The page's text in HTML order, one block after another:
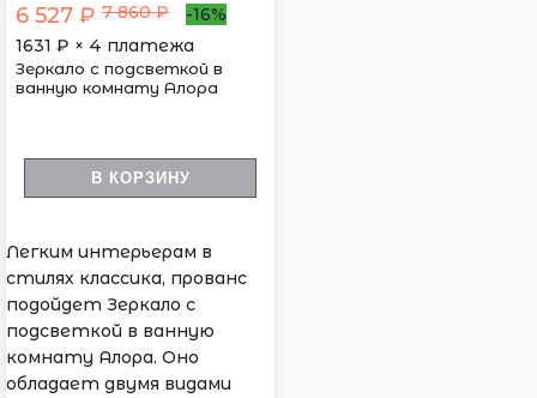
6 527 ₽ 7 860 ₽
-16%
1631 ₽ × 4 платежа
Зеркало с подсветкой в
ванную комнату Алора
В КОРЗИНУ
Легким интерьерам в
стилях классика, прованс
подойдет Зеркало с
подсветкой в ванную
комнату Алора. Оно
обладает двумя видами